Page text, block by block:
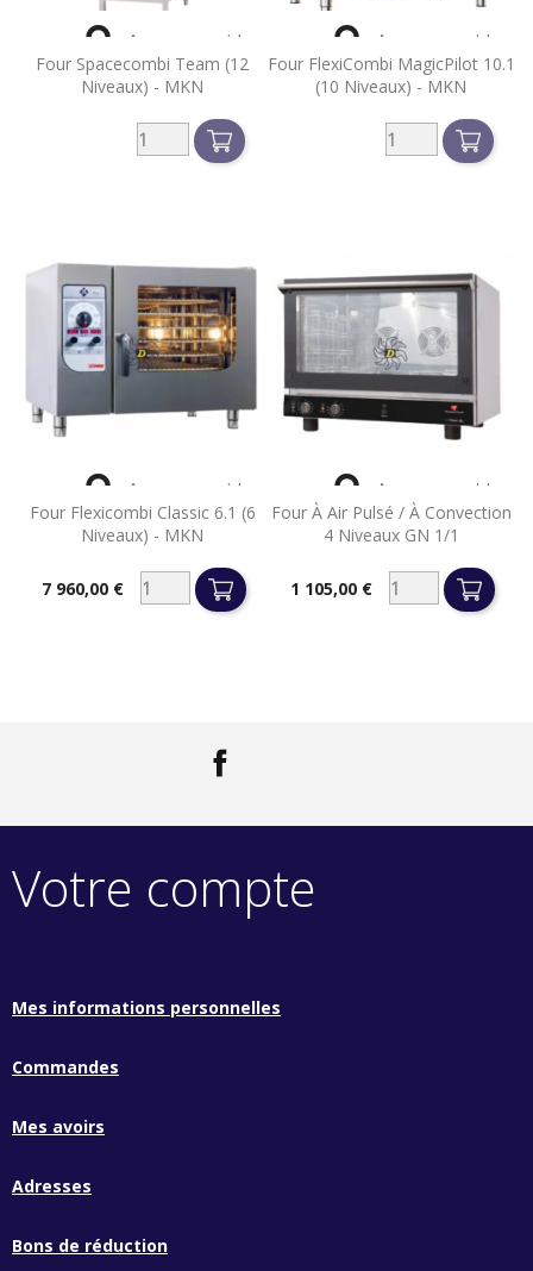
Four Spacecombi Team (12
Niveaux) - MKN
 Aperçu rapide
Four FlexiCombi MagicPilot 10.1
(10 Niveaux) - MKN
 Aperçu rapide
Four Flexicombi Classic 6.1 (6
Niveaux) - MKN
Prix7 960,00 €
 Aperçu rapide
Four À Air Pulsé / À Convection
4 Niveaux GN 1/1
Prix1 105,00 €
 Aperçu rapide
Votre compte
Mes informations personnelles
Commandes
Mes avoirs
Adresses
Bons de réduction